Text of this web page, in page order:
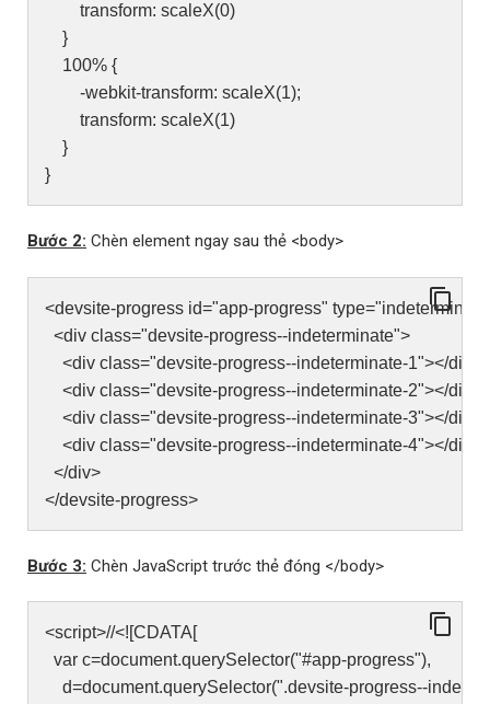
transform: scaleX(0)
}
100% {
-webkit-transform: scaleX(1);
transform: scaleX(1)
}
}
Bước 2: Chèn element ngay sau thẻ <body>
<devsite-progress id="app-progress"
<div class="devsite-progress--indeterminate">
<div class="devsite-progress--indeterminate-1"></div>
<div class="devsite-progress--indeterminate-2"></div>
<div class="devsite-progress--indeterminate-3"></div>
<div class="devsite-progress--indeterminate-4"></div>
</div>
</devsite-progress>
Bước 3: Chèn JavaScript trước thẻ đóng </body>
<script>//<![CDATA[
var c=document.querySelector("#app-progress"),
d=document.querySelector(".devsite-progress--